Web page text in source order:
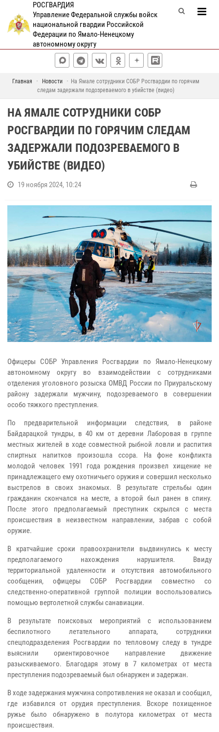
РОСГВАРДИЯ
Управление Федеральной службы войск
национальной гвардии Российской
Федерации по Ямало-Ненецкому
автономному округу
Главная Новости
На Ямале сотрудники СОБР Росгвардии по горячим
следам задержали подозреваемого в убийстве (видео)
НА ЯМАЛЕ СОТРУДНИКИ СОБР
РОСГВАРДИИ ПО ГОРЯЧИМ СЛЕДАМ
ЗАДЕРЖАЛИ ПОДОЗРЕВАЕМОГО В
УБИЙСТВЕ (ВИДЕО)
19 ноября 2024, 10:24
Офицеры СОБР Управления Росгвардии по Ямало-Ненецкому
автономному округу во взаимодействии с сотрудниками
отделения уголовного розыска ОМВД России по Приуральскому
району задержали мужчину, подозреваемого в совершении
особо тяжкого преступления.
По предварительной информации следствия, в районе
Байдарацкой тундры, в 40 км от деревни Лаборовая в группе
местных жителей в ходе совместной рыбной ловли и распития
спиртных напитков произошла ссора. На фоне конфликта
молодой человек 1991 года рождения произвел хищение не
принадлежащего ему охотничьего оружия и совершил несколько
выстрелов в своих знакомых. В результате стрельбы один
гражданин скончался на месте, а второй был ранен в спину.
После этого предполагаемый преступник скрылся с места
происшествия в неизвестном направлении, забрав с собой
оружие.
В кратчайшие сроки правоохранители выдвинулись к месту
предполагаемого нахождения нарушителя. Ввиду
территориальной удаленности и отсутствия автомобильного
сообщения, офицеры СОБР Росгвардии совместно со
следственно-оперативной группой полиции воспользовались
помощью вертолетной службы санавиации.
В результате поисковых мероприятий с использованием
беспилотного летательного аппарата, сотрудники
спецподразделения Росгвардии по тепловому следу в тундре
выяснили ориентировочное направление движение
разыскиваемого. Благодаря этому в 7 километрах от места
преступления подозреваемый был обнаружен и задержан.
В ходе задержания мужчина сопротивления не оказал и сообщил,
где избавился от орудия преступления. Вскоре похищенное
ружье было обнаружено в полутора километрах от места
происшествия.